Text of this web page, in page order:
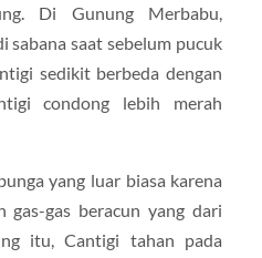
Di Gunung Merbabu,
sabana saat sebelum pucuk
sedikit berbeda dengan
condong lebih merah
yang luar biasa karena
gas-gas beracun yang dari
itu, Cantigi tahan pada